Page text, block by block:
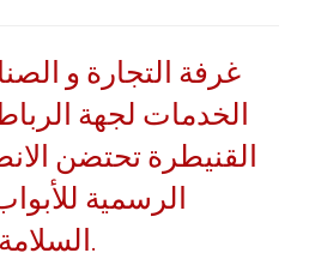
غرفة التجارة و
الخدمات لجهة
القنيطرة تحتضن
الرسمية
السلامة الصحية للأغذية.